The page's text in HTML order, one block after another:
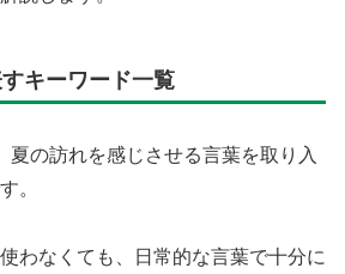
キーワード一覧
夏の訪れを感じさせる言葉を取り入
。
わなくても、日常的な言葉で十分に